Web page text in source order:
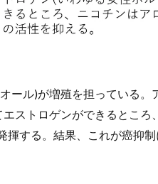
ール)が増殖を担っている。
ストロゲンができるところ
揮する。結果、これが癌抑